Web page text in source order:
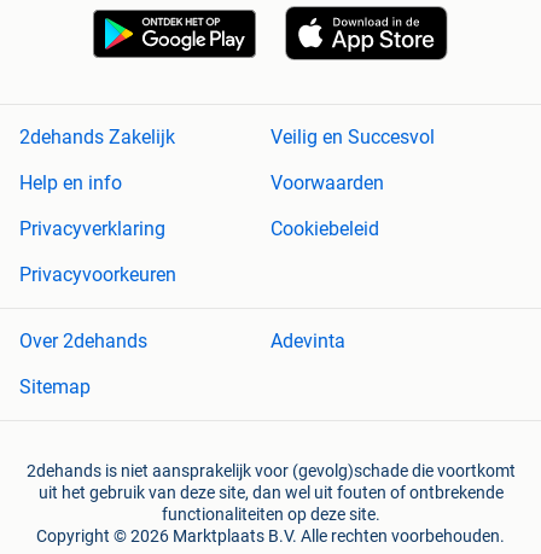
2dehands Zakelijk
Veilig en Succesvol
Help en info
Voorwaarden
Privacyverklaring
Cookiebeleid
Privacyvoorkeuren
Over 2dehands
Adevinta
Sitemap
2dehands is niet aansprakelijk voor (gevolg)schade die voortkomt
uit het gebruik van deze site, dan wel uit fouten of ontbrekende
functionaliteiten op deze site.
Copyright © 2026 Marktplaats B.V. Alle rechten voorbehouden.